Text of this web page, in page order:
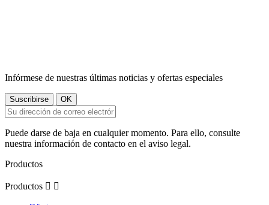
Infórmese de nuestras últimas noticias y ofertas especiales
Puede darse de baja en cualquier momento. Para ello, consulte
nuestra información de contacto en el aviso legal.
Productos
Productos  